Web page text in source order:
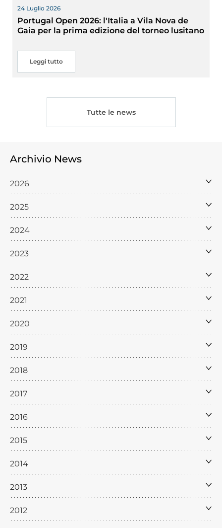
24 Luglio 2026
Portugal Open 2026: l'Italia a Vila Nova de
Gaia per la prima edizione del torneo lusitano
Leggi tutto
Tutte le news
Archivio News
2026
2025
2024
2023
2022
2021
2020
2019
2018
2017
2016
2015
2014
2013
2012